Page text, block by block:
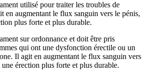
utilisé pour traiter les troubles de
en augmentant le flux sanguin vers le pénis,
plus forte et plus durable.
sur ordonnance et doit être pris
qui ont une dysfonction érectile ou un
Il agit en augmentant le flux sanguin vers
érection plus forte et plus durable.